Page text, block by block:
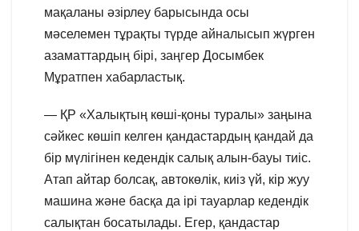
мақаланы әзірлеу барысында осы
мәселемен тұрақты түрде айналысып жүрген
азаматтардың бірі, заңгер Досымбек
Мұратпен хабарластық.
— ҚР «Халықтың көші-қоны туралы» заңына
сәйкес көшіп келген қандастардың қандай да
бір мүлігінен кедендік салық алын-бауы тиіс.
Атап айтар болсақ, автокөлік, киіз үй, кір жуу
машина және басқа да ірі тауарлар кедендік
салықтан босатылады. Егер, қандастар